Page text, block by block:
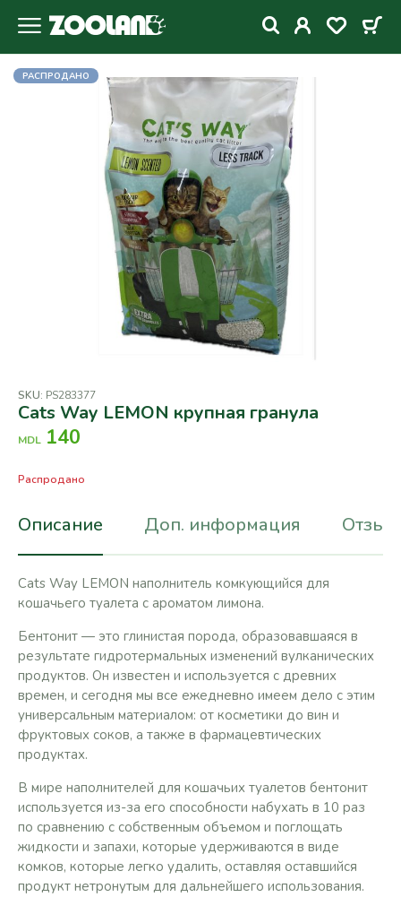
РАСПРОДАНО
SKU: PS283377
Cats Way LEMON крупная гранула
MDL 140
Распродано
Описание Доп. информация
Cats Way LEMON наполнитель комкующийся для
кошачьего туалета с ароматом лимона.
Бентонит — это глинистая порода, образовавшаяся в
результате гидротермальных изменений вулканических
продуктов. Он известен и используется с древних
времен, и сегодня мы все ежедневно имеем дело с этим
универсальным материалом: от косметики до вин и
фруктовых соков, а также в фармацевтических
продуктах.
В мире наполнителей для кошачьих туалетов бентонит
используется из-за его способности набухать в 10 раз
по сравнению с собственным объемом и поглощать
жидкости и запахи, которые удерживаются в виде
комков, которые легко удалить, оставляя оставшийся
продукт нетронутым для дальнейшего использования.